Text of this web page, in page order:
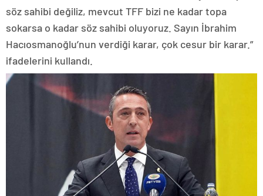
söz sahibi değiliz, mevcut TFF bizi ne kadar topa
sokarsa o kadar söz sahibi oluyoruz. Sayın İbrahim
Hacıosmanoğlu’nun verdiği karar, çok cesur bir karar.”
ifadelerini kullandı.